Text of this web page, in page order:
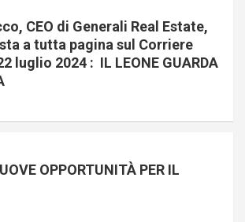
CEO di Generali Real Estate,
a tutta pagina sul Corriere
luglio 2024 : IL LEONE GUARDA
OPPORTUNITÀ PER IL